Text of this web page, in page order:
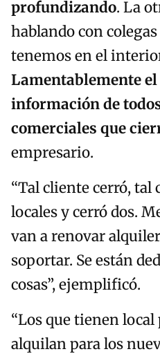
profundizando. La
hablando con
tenemos en el
Lamentablemente
información de
comerciales que
empresario.
“Tal cliente cerró, tal
locales y cerró dos.
van a renovar
soportar. Se están
cosas”, ejemplificó.
“Los que tienen
alquilan para los